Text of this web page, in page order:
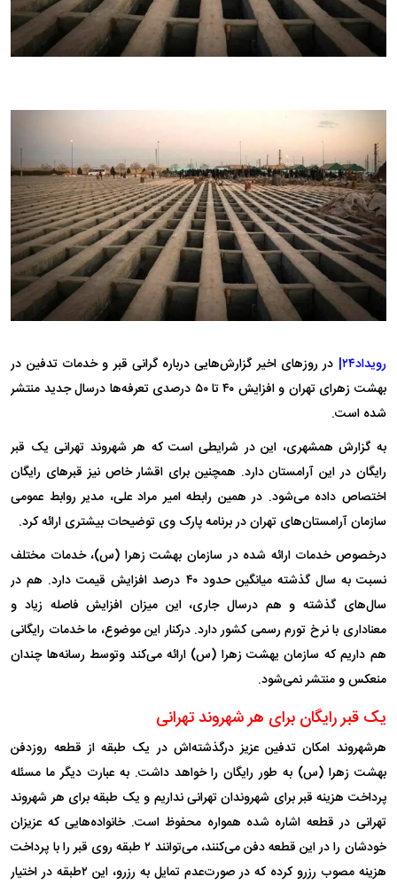
رویداد۲۴|
در روز‌های اخیر گزارش‌هایی درباره گرانی قبر و خدمات تدفین در
بهشت زهرای تهران و افزایش ۴۰ تا ۵۰ درصدی تعرفه‌ها درسال جدید منتشر
شده است.
به گزارش همشهری، این در شرایطی است که هر شهروند تهرانی یک قبر
رایگان در این آرامستان دارد. همچنین برای اقشار خاص نیز قبر‌های رایگان
اختصاص داده می‌شود. در همین رابطه امیر مراد علی، مدیر روابط عمومی
سازمان آرامستان‌های تهران در برنامه پارک وی توضیحات بیشتری ارائه کرد.
درخصوص خدمات ارائه شده در سازمان بهشت زهرا (س)، خدمات مختلف
نسبت به سال گذشته میانگین حدود ۴۰ درصد افزایش قیمت دارد. هم در
سال‌های گذشته و هم درسال جاری، این میزان افزایش فاصله زیاد و
معناداری با نرخ تورم رسمی کشور دارد. درکنار این موضوع، ما خدمات رایگانی
هم داریم که سازمان یهشت زهرا (س) ارائه می‌کند وتوسط رسانه‌ها چندان
منعکس و منتشر نمی‌شود.
یک قبر رایگان برای هر شهروند تهرانی
هرشهروند امکان تدفین عزیز درگذشته‌اش در یک طبقه از قطعه روزدفن
بهشت زهرا (س) به طور رایگان را خواهد داشت. به عبارت دیگر ما مسئله
پرداخت هزینه قبر برای شهروندان تهرانی نداریم و یک طبقه برای هر شهروند
تهرانی در قطعه اشاره شده همواره محفوظ است. خانواده‌هایی که عزیزان
خودشان را در این قطعه دفن می‌کنند، می‌توانند ۲ طبقه روی قبر را با پرداخت
هزینه مصوب رزرو کرده که در صورت‌عدم تمایل به رزرو، این ۲طبقه در اختیار